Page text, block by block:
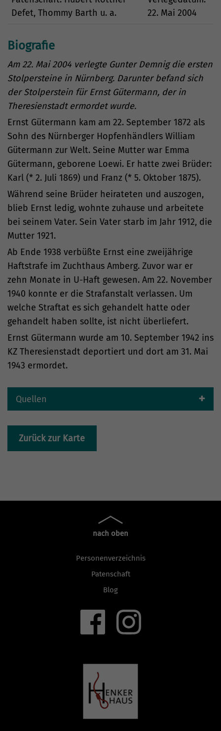
Defet, Thommy Barth u. a.
22. Mai 2004
Biografie
Am 22. Mai 2004 verlegte Gunter Demnig die ersten
Stolpersteine in Nürnberg. Darunter befand sich
der Stolperstein für Ernst Gütermann, der in
Theresienstadt ermordet wurde.
Ernst Gütermann kam am 22. September 1872 als
Sohn des Nürnberger Hopfenhändlers William
Gütermann zur Welt. Seine Mutter war Emma
Gütermann, geborene Loewi. Er hatte zwei Brüder:
Karl (* 2. Juli 1869) und Franz (* 5. Oktober 1875).
Während seine Brüder heirateten und auszogen,
blieb Ernst ledig, wohnte zuhause und arbeitete
bei seinem Vater. Sein Vater starb im Jahr 1912, die
Mutter 1921.
Ab Ende 1938 verbüßte Ernst eine zweijährige
Haftstrafe im Zuchthaus Amberg. Zuvor war er
zehn Monate in U-Haft gewesen. Am 22. November
1940 konnte er die Strafanstalt verlassen. Um
welche Straftat es sich gehandelt hatte oder
gehandelt haben sollte, ist nicht überliefert.
Ernst Gütermann wurde am 10. September 1942 ins
KZ Theresienstadt deportiert und dort am 31. Mai
1943 ermordet.
Quellen
Zurück zur Karte
nach oben
Personenverzeichnis
Patenschaft
Blog